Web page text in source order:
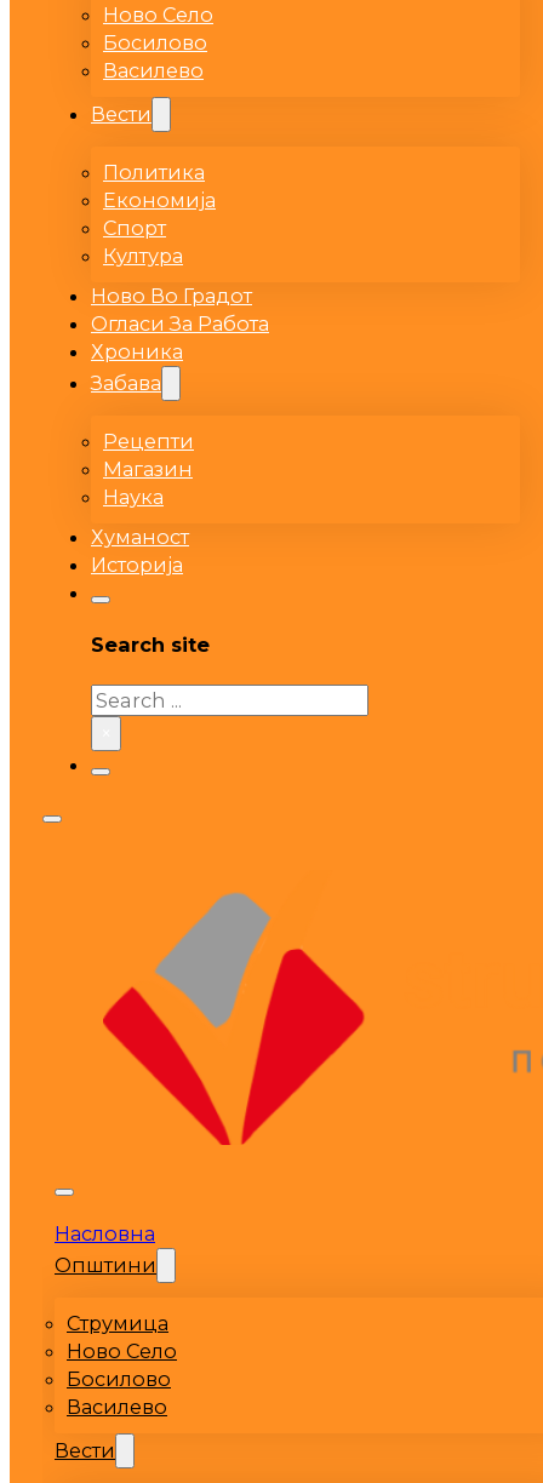
Ново Село
Босилово
Василево
Вести
Политика
Економија
Спорт
Култура
Ново Во Градот
Огласи За Работа
Хроника
Забава
Рецепти
Магазин
Наука
Хуманост
Историја
Search site
Search
Насловна
Општини
Струмица
Ново Село
Босилово
Василево
Вести